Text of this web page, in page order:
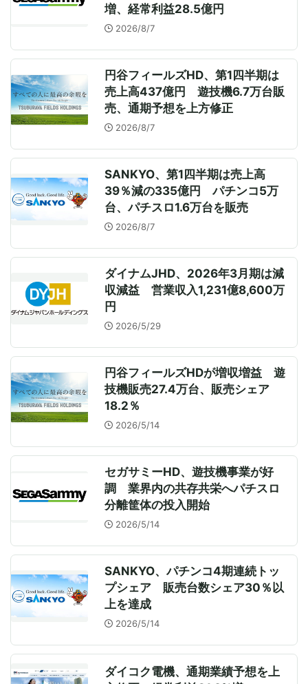
増、経常利益28.5億円
2026/8/7
円谷フィールズHD、第1四半期は
売上高437億円 遊技機6.7万台販
売、通期予想を上方修正
2026/8/7
SANKYO、第1四半期は売上高
39％減の335億円 パチンコ5万
台、パチスロ1.6万台を販売
2026/8/7
ダイナムJHD、2026年3月期は減
収減益 営業収入1,231億8,600万
円
2026/5/29
円谷フィールズHDが増収増益 遊
技機販売27.4万台、販売シェア
18.2％
2026/5/14
セガサミーHD、遊技機事業が好
調 業界内の共存共栄へパチスロ
分離筐体の投入開始
2026/5/14
SANKYO、パチンコ4期連続トッ
プシェア 販売台数シェア30％以
上を達成
2026/5/14
ダイコク電機、通期業績予想を上